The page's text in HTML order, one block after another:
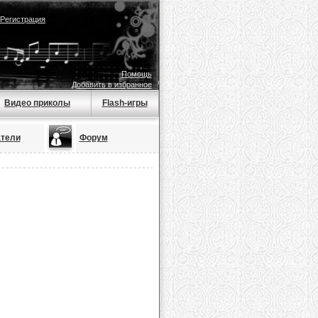
Регистрация
Помощь
Добавить в избранное
Видео приколы Flash-игры
Форум